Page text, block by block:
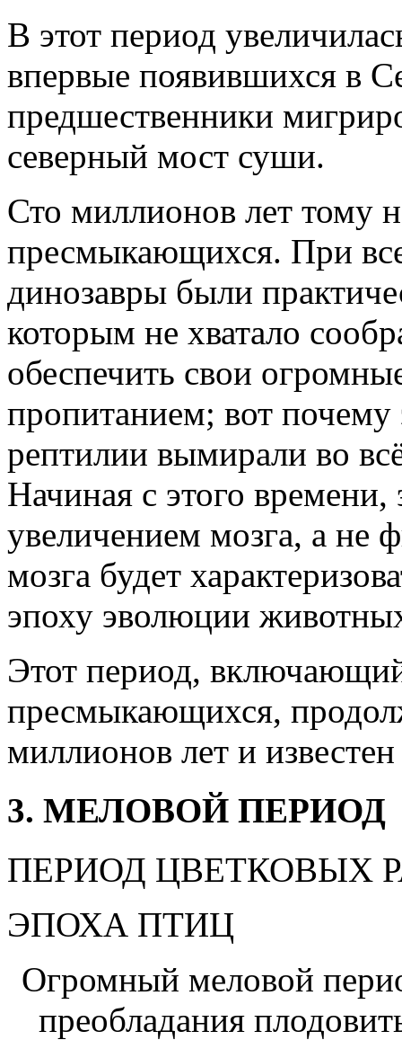
В этот период
впервые появившихся в
предшественники
северный мост суши.
Сто миллионов лет тому
пресмыкающихся. При
динозавры были
которым не хватало
обеспечить свои
пропитанием; вот
рептилии вымирали во
Начиная с этого времени,
увеличением мозга, а не
мозга будет
эпоху эволюции
Этот период,
пресмыкающихся,
миллионов лет и
3. МЕЛОВОЙ ПЕРИОД
ПЕРИОД ЦВЕТКОВЫХ
ЭПОХА ПТИЦ
Огромный меловой
преобладания